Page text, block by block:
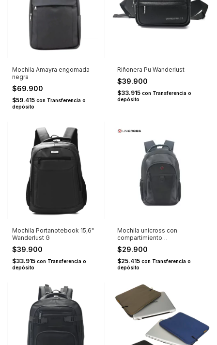
Mochila Amayra engomada
negra
$69.900
$59.415 con Transferencia o
depósito
Riñonera Pu Wanderlust
$39.900
$33.915 con Transferencia o
depósito
Mochila Portanotebook 15,6"
Wanderlust G
$39.900
$33.915 con Transferencia o
depósito
Mochila unicross con
compartimiento
portanotebook 18''
$29.900
$25.415 con Transferencia o
depósito